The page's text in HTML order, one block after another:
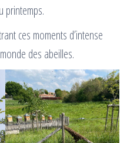
printemps.
ces moments d’intense
des abeilles.